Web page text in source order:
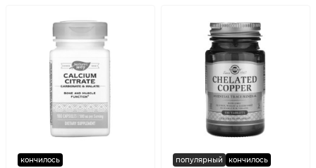
кончилось популярный кончилось